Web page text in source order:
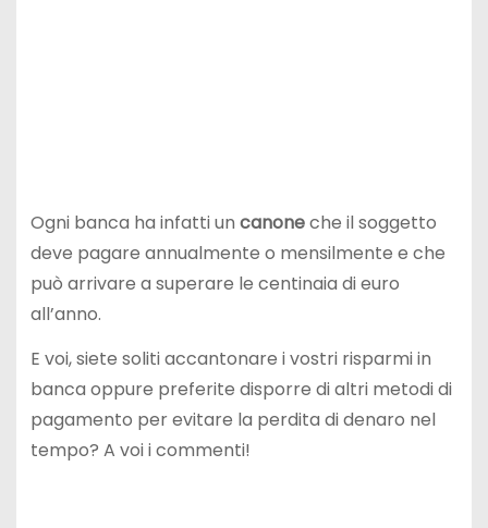
Ogni banca ha infatti un canoneche il soggetto
deve pagare annualmente o mensilmente e che
può arrivare a superare le centinaia di euro
all’anno.
E voi, siete soliti accantonare i vostri risparmi in
banca oppure preferite disporre di altri metodi di
pagamento per evitare la perdita di denaro nel
tempo? A voi i commenti!